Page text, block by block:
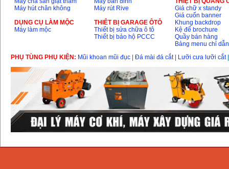
Máy hút chân không
DỤNG CỤ LÀM MỘC
Máy làm mộc
Máy rút Rive
THIÊT BỊ GARAGE ÔTÔ
Thiết bị sửa chữa ô tô
Thiết bị bảo hộ PCCC
Giá chữ x standy
Giá cuốn banner
Khung backdrop
Kệ để brochure
Quầy bán hàng
Bảng menu chỉ dẫn
PHỤ TÙNG PHỤ KIỆN: Mũi khoan mũi đục Đá mài đá cắt| Lưỡi cưa lưỡi cắt